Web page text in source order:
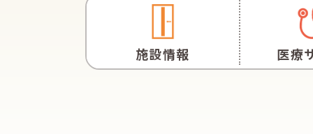
施設情報 医療